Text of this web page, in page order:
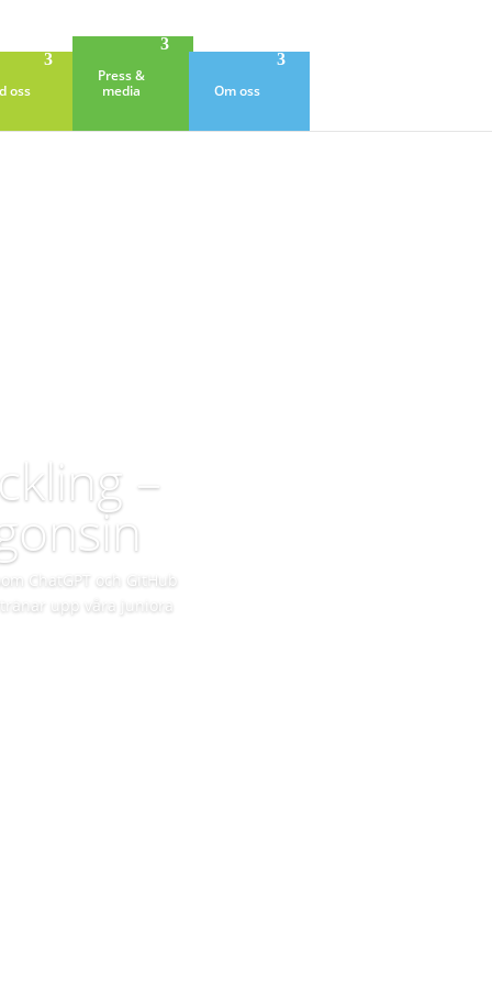
oss
Press &
media
Om oss
–
ChatGPT och GitHub
upp våra juniora